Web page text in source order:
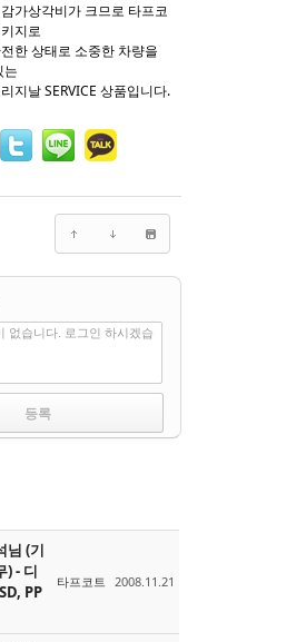
가상각비가 크므로 타프코
지로
한 상태로 소중한 차량을
는
지날 SERVICE 상품입니다.
없습니다. 로그인 하시겠습
님 (기
) - 디
PP
타프코트 2008.11.21